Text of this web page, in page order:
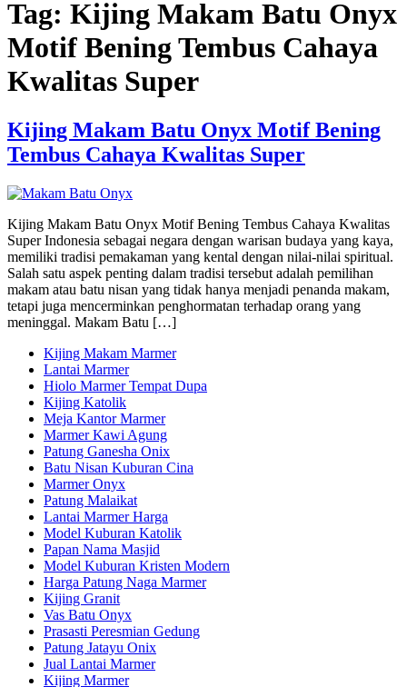
Tag: Kijing Makam Batu Onyx
Motif Bening Tembus Cahaya
Kwalitas Super
Kijing Makam Batu Onyx Motif Bening
Tembus Cahaya Kwalitas Super
Kijing Makam Batu Onyx Motif Bening Tembus Cahaya Kwalitas
Super Indonesia sebagai negara dengan warisan budaya yang kaya,
memiliki tradisi pemakaman yang kental dengan nilai-nilai spiritual.
Salah satu aspek penting dalam tradisi tersebut adalah pemilihan
makam atau batu nisan yang tidak hanya menjadi penanda makam,
tetapi juga mencerminkan penghormatan terhadap orang yang
meninggal. Makam Batu […]
Kijing Makam Marmer
Lantai Marmer
Hiolo Marmer Tempat Dupa
Kijing Katolik
Meja Kantor Marmer
Marmer Kawi Agung
Patung Ganesha Onix
Batu Nisan Kuburan Cina
Marmer Onyx
Patung Malaikat
Lantai Marmer Harga
Model Kuburan Katolik
Papan Nama Masjid
Model Kuburan Kristen Modern
Harga Patung Naga Marmer
Kijing Granit
Vas Batu Onyx
Prasasti Peresmian Gedung
Patung Jatayu Onix
Jual Lantai Marmer
Kijing Marmer